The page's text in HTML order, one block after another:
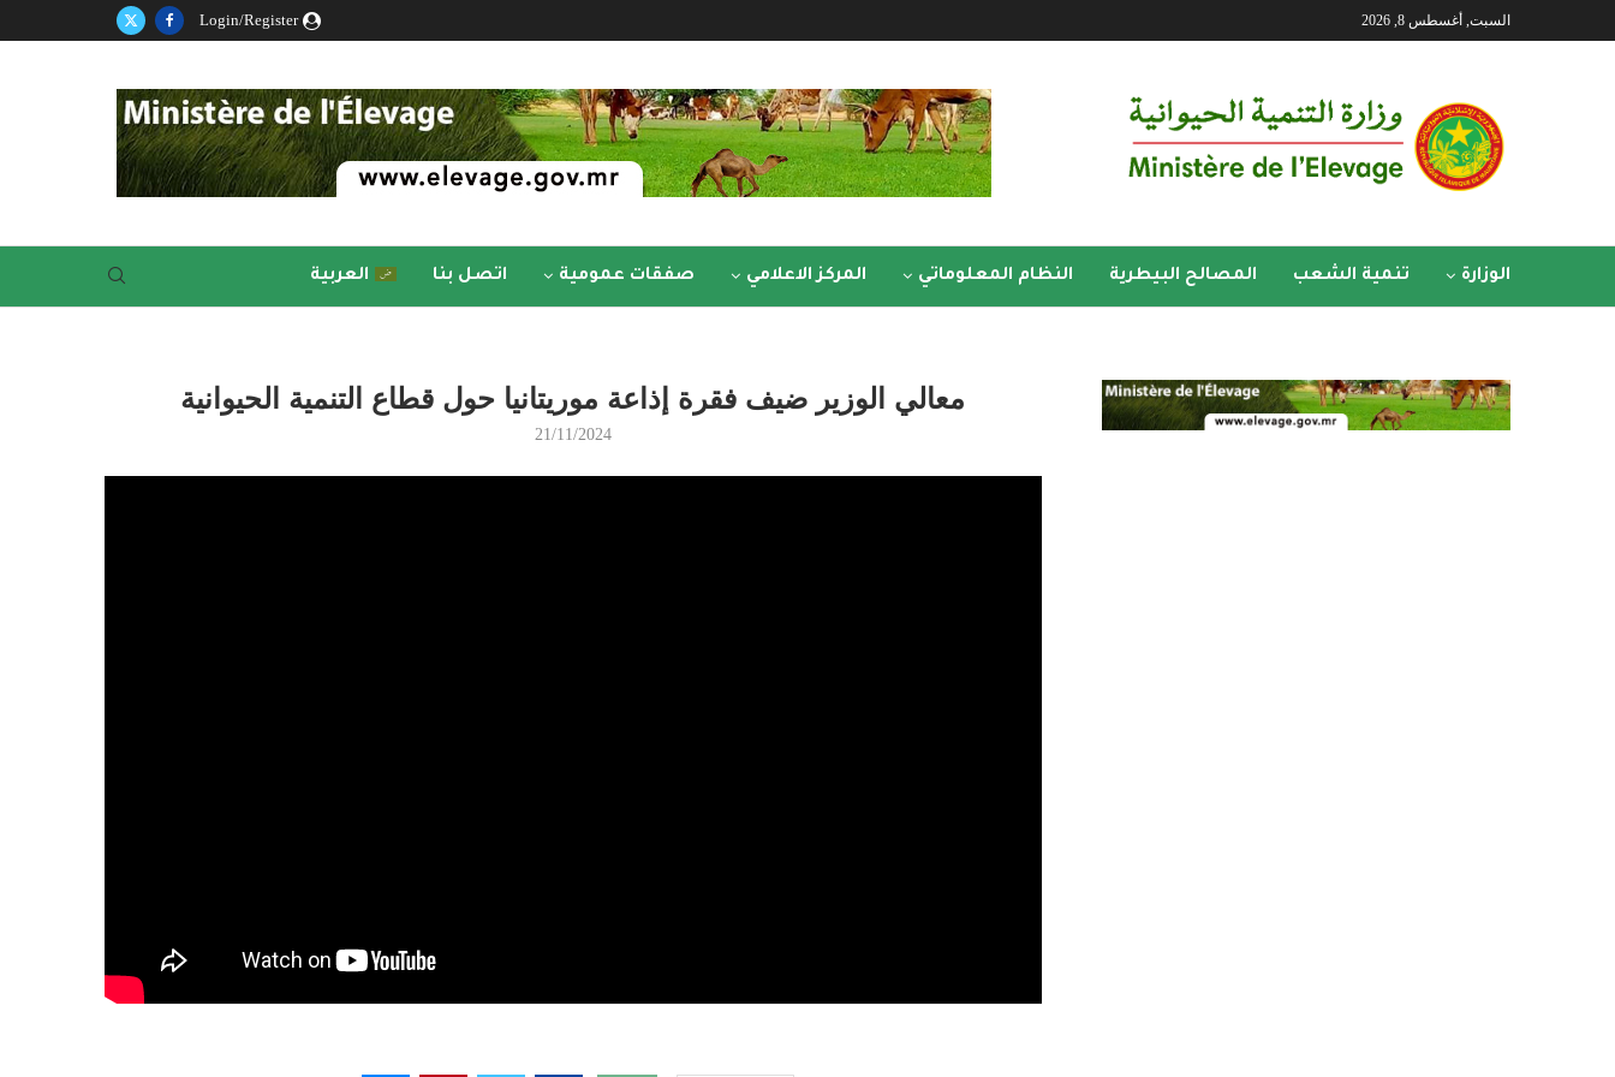
السبت, أغسطس 8, 2026 Login/Register
الوزارة تنمية الشعب المصالح البيطرية النظام المعلوماتي المركز الاعلامي صفقات عمومية اتصل بنا العربية
معالي الوزير ضيف فقرة إذاعة موريتانيا حول قطاع التنمية الحيوانية
21/11/2024